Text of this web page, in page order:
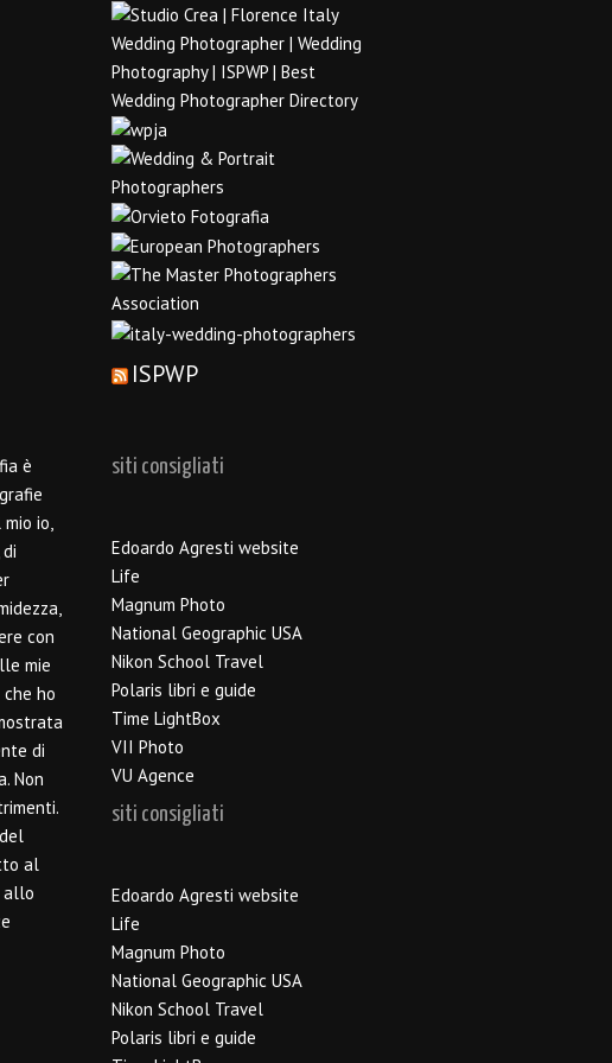
è
io,
con
mie
ho
di
Non
al
allo
ISPWP
siti consigliati
Edoardo Agresti website
Life
Magnum Photo
National Geographic USA
Nikon School Travel
Polaris libri e guide
Time LightBox
VII Photo
VU Agence
siti consigliati
Edoardo Agresti website
Life
Magnum Photo
National Geographic USA
Nikon School Travel
Polaris libri e guide